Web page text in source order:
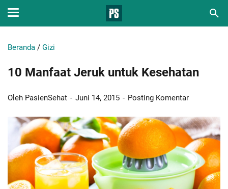
Beranda / Gizi
10 Manfaat Jeruk untuk Kesehatan
Oleh PasienSehat Juni 14, 2015 Posting Komentar